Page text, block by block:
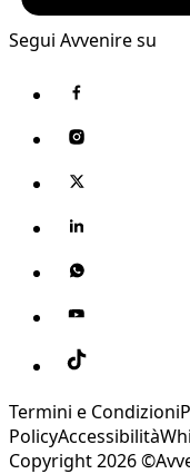
Segui Avvenire su
Termini e Condizioni
PolicyAccessibilità
Copyright 2026